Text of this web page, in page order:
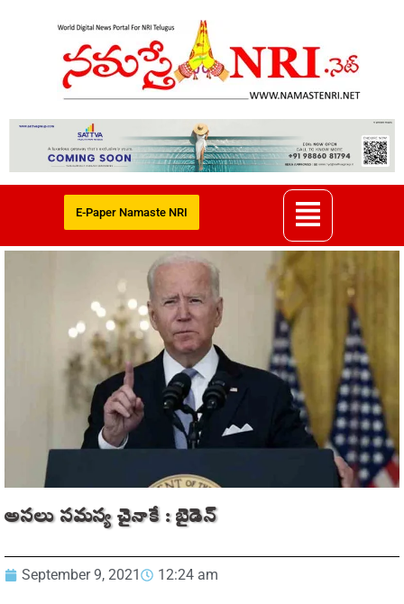
E-Paper Namaste NRI
అసలు సమస్య చైనాకే : బైడెన్
September 9, 2021 12:24 am